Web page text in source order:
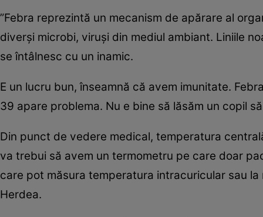
”Febra reprezintă un mecanism de apărare al
diverşi microbi, viruşi din mediul ambiant. Liniile
se întâlnesc cu un inamic.
E un lucru bun, înseamnă că avem imunitate.
39 apare problema. Nu e bine să lăsăm un copil
Din punct de vedere medical, temperatura
va trebui să avem un termometru pe care doar
care pot măsura temperatura intracuricular sau
Herdea.